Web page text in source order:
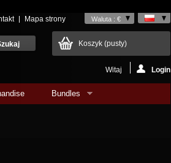
Waluta : €
Mapa strony
Koszyk (pusty)
Witaj Login
Bundles